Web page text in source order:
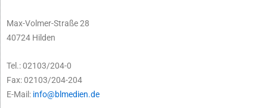
Max-Volmer-Straße 28
40724 Hilden
Tel.: 02103/204-0
Fax: 02103/204-204
E-Mail: info@blmedien.de